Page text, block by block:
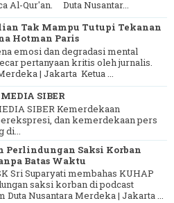
Al-Qur'an. Duta Nusantar...
Tak Mampu Tutupi Tekanan
Hotman Paris
emosi dan degradasi mental
pertanyaan kritis oleh jurnalis.
| Jakarta Ketua ...
SIBER
SIBER Kemerdekaan
dan kemerdekaan pers
di...
Perlindungan Saksi Korban
Batas Waktu
Sri Suparyati membahas KUHAP
saksi korban di podcast
Duta Nusantara Merdeka | Jakarta ...